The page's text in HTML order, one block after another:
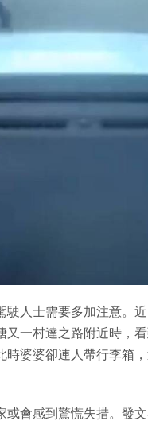
人士需要多加注意。
又一村達之路附近時，
時婆婆卻連人帶行李箱
會感到驚慌失措。發